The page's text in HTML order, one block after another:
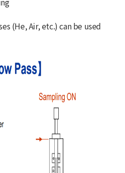
(He, Air, etc.) can be used